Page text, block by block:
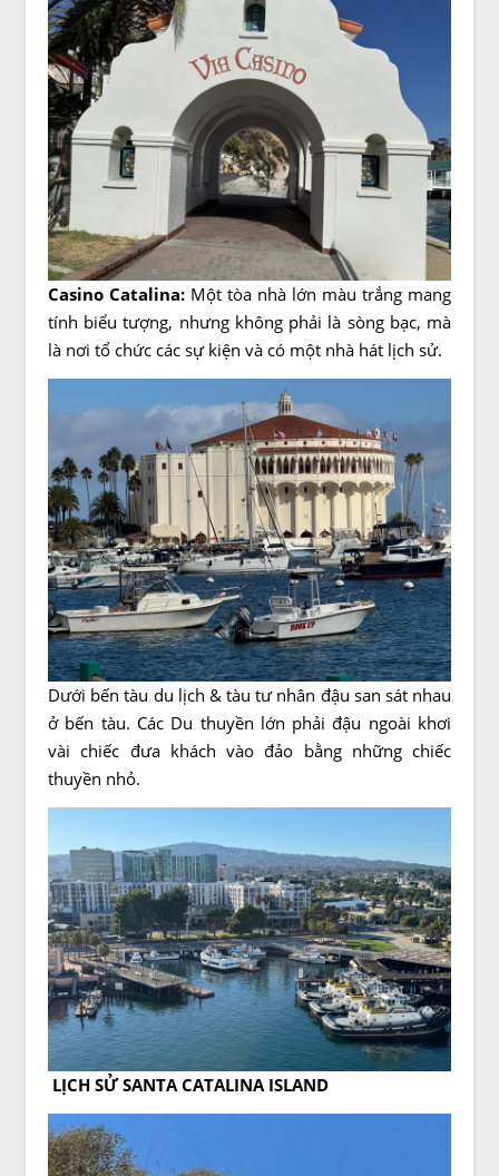
Casino Catalina: Một tòa nhà lớn màu trắng mang
tính biểu tượng, nhưng không phải là sòng bạc, mà
là nơi tổ chức các sự kiện và có một nhà hát lịch sử.
Dưới bến tàu du lịch & tàu tư nhân đậu san sát nhau
ở bến tàu. Các Du thuyền lớn phải đậu ngoài khơi
vài chiếc đưa khách vào đảo bằng những chiếc
thuyền nhỏ.
LỊCH SỬ SANTA CATALINA ISLAND